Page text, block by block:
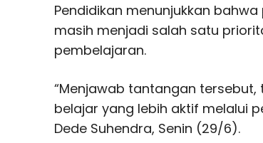
Pendidikan menunjukkan
masih menjadi salah satu
pembelajaran.
“Menjawab tantangan
belajar yang lebih aktif melalui
Dede Suhendra, Senin (29/6).